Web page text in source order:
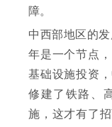
障。
中西部地区的
年是一个节点
基础设施投资
修建了铁路、
施，这才有了